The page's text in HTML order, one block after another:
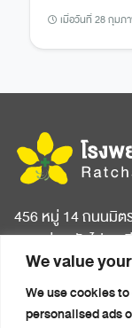
We value
We use cookies
personalised ads
เมื่อวันที่ 28 กุมภ
456 หมู่ 14 ถนนมิต
ขอนแก่น รหัสไปรษ
หน้าแรก
เกี่ยวกับโรงพยาบาล